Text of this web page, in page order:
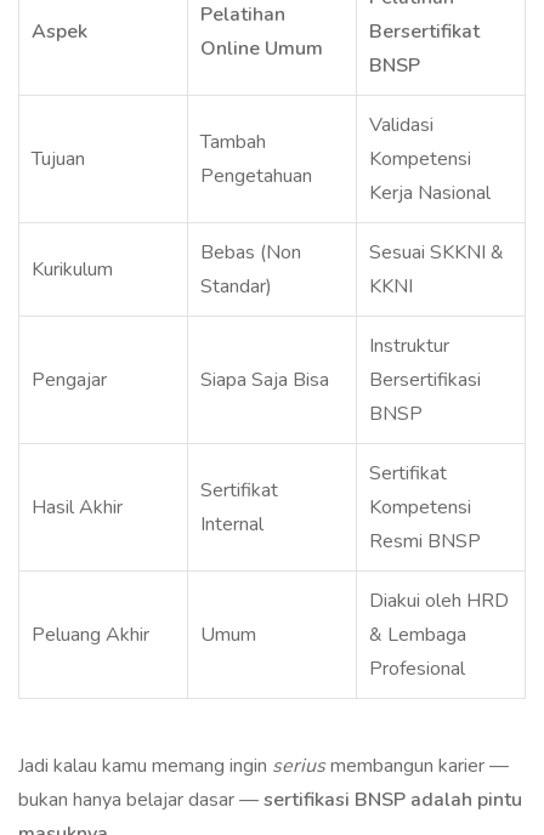
Aspek
Pelatihan
Online Umum
Bersertifikat
BNSP
Tujuan
Tambah
Pengetahuan
Validasi
Kompetensi
Kerja Nasional
Kurikulum
Bebas (Non
Standar)
Sesuai SKKNI &
KKNI
Pengajar Siapa Saja Bisa
Instruktur
Bersertifikasi
BNSP
Hasil Akhir
Sertifikat
Internal
Sertifikat
Kompetensi
Resmi BNSP
Peluang Akhir Umum
Diakui oleh HRD
& Lembaga
Profesional
Jadi kalau kamu memang ingin seriusmembangun karier —
bukan hanya belajar dasar —sertifikasi BNSP adalah pintu